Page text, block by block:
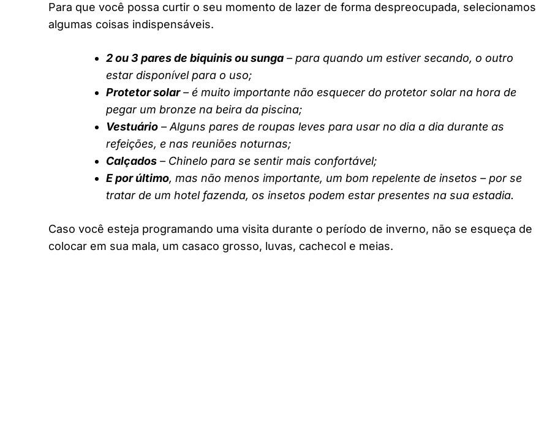
Para que você possa curtir o seu momento de lazer de forma despreocupada, selecionamos
algumas coisas indispensáveis.
2 ou 3 pares de biquinis ou sunga – para quando um estiver secando, o outro
estar disponível para o uso;
Protetor solar– é muito importante não esquecer do protetor solar na hora de
pegar um bronze na beira da piscina;
Vestuário – Alguns pares de roupas leves para usar no dia a dia durante as
refeições, e nas reuniões noturnas;
Calçados – Chinelo para se sentir mais confortável;
E por último, mas não menos importante, um bom repelente de insetos – por se
tratar de um hotel fazenda, os insetos podem estar presentes na sua estadia.
Caso você esteja programando uma visita durante o período de inverno, não se esqueça de
colocar em sua mala, um casaco grosso, luvas, cachecol e meias.